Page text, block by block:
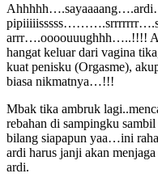
arrr….oooouuughhh…..!!!!
hangat keluar dari vagina
kuat penisku (Orgasme),
biasa nikmatnya…!!!
Mbak tika ambruk
rebahan di sampingku
bilang siapapun yaa…ini
ardi harus janji akan
ardi.